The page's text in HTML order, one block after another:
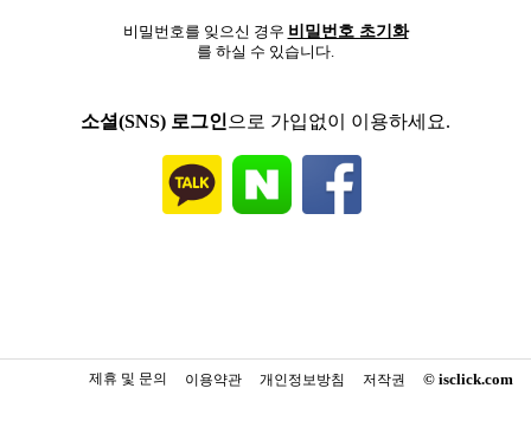
비밀번호를 잊으신 경우 비밀번호 초기화
를 하실 수 있습니다.
소셜(SNS) 로그인 으로 가입없이 이용하세요.
© isclick.com
저작권
개인정보방침
이용약관
제휴 및 문의